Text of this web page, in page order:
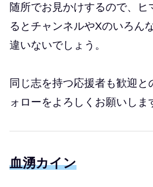
随所でお見かけするので、ヒ
るとチャンネルやXのいろん
違いないでしょう。
同じ志を持つ応援者も歓迎と
ォローをよろしくお願いしま
血湧カイン